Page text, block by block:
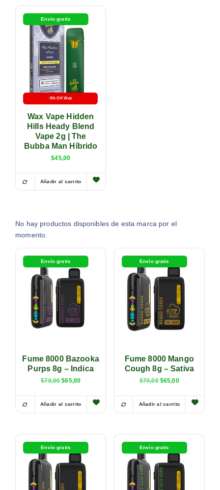
Envío gratis
-5% Off Web
Wax Vape Hidden
Hills Heady Blend
Vape 2g | The
Bubba Man Híbrido
$45,00
Añadir al carrito
No hay productos disponibles de esta marca por el
momento.
Envío gratis
Fume 8000 Bazooka
Purps 8g – Indica
$70,00 $65,00
Añadir al carrito
Envío gratis
Fume 8000 Mango
Cough 8g – Sativa
$70,00 $65,00
Añadir al carrito
Envío gratis Envío gratis